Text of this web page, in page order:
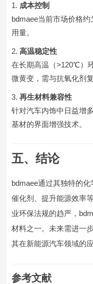
成本控制
bdmaee当前市场价格
用量。
高温稳定性
在长期高温（>120℃）
微黄变，需与抗氧化剂
再生材料兼容性
针对汽车内饰中日益增
基材的界面增强技术。
五、结论
bdmaee通过其独特的
催化剂、提升能源效率
业环保法规的趋严，
材料之一。未来需进一
其在新能源汽车领域的应
参考文献